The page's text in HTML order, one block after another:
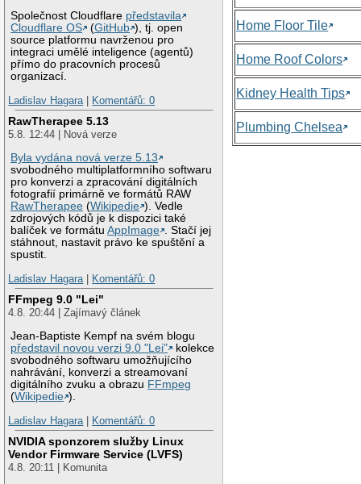
Společnost Cloudflare představila
Cloudflare OS
(GitHub ), tj. open
source platformu navrženou pro
integraci umělé inteligence (agentů)
přímo do pracovních procesů
organizací.
Ladislav Hagara
Komentářů: 0
RawTherapee 5.13
5.8. 12:44 | Nová verze
Byla vydána nová verze 5.13
svobodného multiplatformního softwaru
pro konverzi a zpracování digitálních
fotografií primárně ve formátů RAW
RawTherapee (Wikipedie ). Vedle
zdrojových kódů je k dispozici také
balíček ve formátuAppImage . Stačí jej
stáhnout, nastavit právo ke spuštění a
spustit.
Ladislav Hagara
Komentářů: 0
FFmpeg 9.0 "Lei"
4.8. 20:44 | Zajímavý článek
Jean-Baptiste Kempf na svém blogu
představil novou verzi 9.0 "Lei"
kolekce
svobodného softwaru umožňujícího
nahrávání, konverzi a streamovaní
digitálního zvuku a obrazu FFmpeg
(Wikipedie ).
Ladislav Hagara
Komentářů: 0
NVIDIA sponzorem služby Linux
Vendor Firmware Service (LVFS)
4.8. 20:11 | Komunita
Home Floor Tile
Home Roof Colors
Kidney Health Tips
Plumbing Chelsea